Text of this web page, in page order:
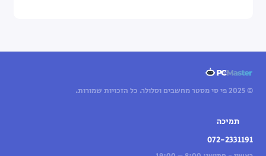
© 2025 פי סי מסטר מחשבים וסלולר. כל הזכויות שמורות.
תמיכה
072-2331191